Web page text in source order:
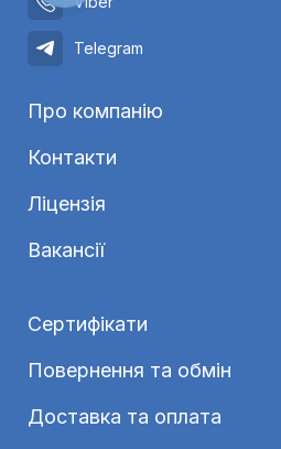
Telegram
Про компанію
Контакти
Ліцензія
Вакансії
Сертифікати
Повернення та обмін
Доставка та оплата